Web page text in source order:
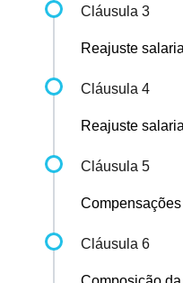
Cláusula 3
Reajuste
Cláusula 4
Reajuste
Cláusula 5
Cláusula 6